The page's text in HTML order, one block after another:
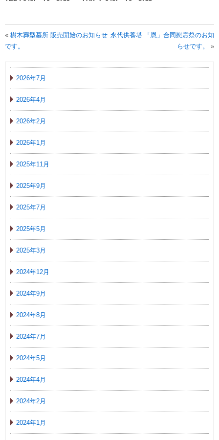
« 樹木葬型墓所 販売開始のお知らせ
です。
永代供養塔 「恩」合同慰霊祭のお知
らせです。
»
2026年7月
2026年4月
2026年2月
2026年1月
2025年11月
2025年9月
2025年7月
2025年5月
2025年3月
2024年12月
2024年9月
2024年8月
2024年7月
2024年5月
2024年4月
2024年2月
2024年1月